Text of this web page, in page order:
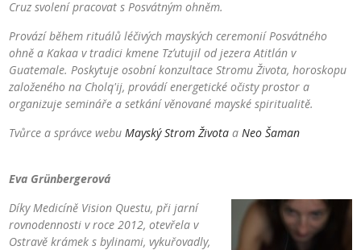
Cruz svolení pracovat s Posvátným ohněm.
Provází během rituálů léčivých mayských ceremonií Posvátného
ohně a Kakaa v tradici kmene Tzʼutujil od jezera Atitlán v
Guatemale. Poskytuje osobní konzultace Stromu Života, horoskopu
založeného na Cholq'ij, provádí energetické očisty prostor a
organizuje semináře a setkání věnované mayské spiritualitě.
Tvůrce a správce webu Mayský Strom Života a Neo Šaman
Eva Grünbergerová
Díky Medicíně Vision Questu, při jarní
rovnodennosti v roce 2012, otevřela v
Ostravě krámek s bylinami, vykuřovadly,